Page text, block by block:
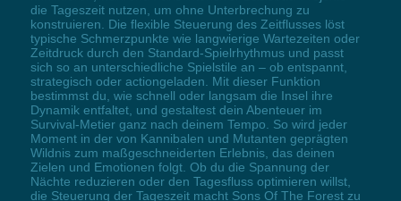
die Tageszeit nutzen, um ohne Unterbrechung zu
konstruieren. Die flexible Steuerung des Zeitflusses löst
typische Schmerzpunkte wie langwierige Wartezeiten oder
Zeitdruck durch den Standard-Spielrhythmus und passt
sich so an unterschiedliche Spielstile an – ob entspannt,
strategisch oder actiongeladen. Mit dieser Funktion
bestimmst du, wie schnell oder langsam die Insel ihre
Dynamik entfaltet, und gestaltest dein Abenteuer im
Survival-Metier ganz nach deinem Tempo. So wird jeder
Moment in der von Kannibalen und Mutanten geprägten
Wildnis zum maßgeschneiderten Erlebnis, das deinen
Zielen und Emotionen folgt. Ob du die Spannung der
Nächte reduzieren oder den Tagesfluss optimieren willst,
die Steuerung der Tageszeit macht Sons Of The Forest zu